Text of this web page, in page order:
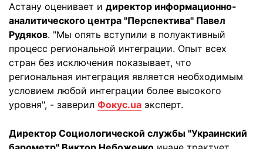
Астану оценивает и директор информационно-
аналитического центра "Перспектива" Павел
Рудяков. "Мы опять вступили в полуактивный
процесс региональной интеграции. Опыт всех
стран без исключения показывает, что
региональная интеграция является необходимым
условием любой интеграции более высокого
уровня", - заверил Фокус.ua эксперт.
Директор Социологической службы "Украинский